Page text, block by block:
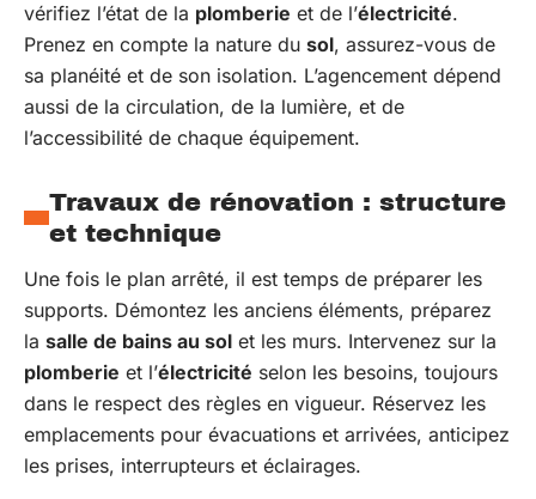
vérifiez l’état de la plomberie et de l’électricité.
Prenez en compte la nature du sol, assurez-vous de
sa planéité et de son isolation. L’agencement dépend
aussi de la circulation, de la lumière, et de
l’accessibilité de chaque équipement.
Travaux de rénovation : structure
et technique
Une fois le plan arrêté, il est temps de préparer les
supports. Démontez les anciens éléments, préparez
la salle de bains au sol et les murs. Intervenez sur la
plomberie et l’électricité selon les besoins, toujours
dans le respect des règles en vigueur. Réservez les
emplacements pour évacuations et arrivées, anticipez
les prises, interrupteurs et éclairages.